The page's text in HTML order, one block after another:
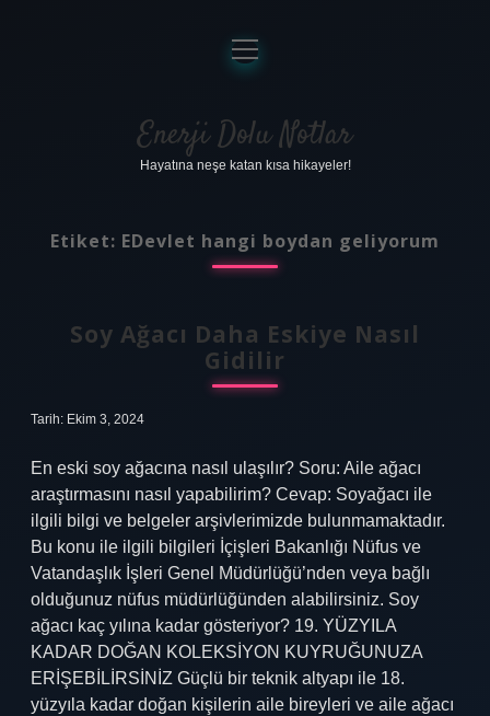
Anasayfa
Gizlilik Politikası
Yasal Uyarı
menüyü
aç
Enerji Dolu Notlar
Hayatına neşe katan kısa hikayeler!
Etiket: EDevlet hangi boydan geliyorum
Soy Ağacı Daha Eskiye Nasıl
Gidilir
Tarih: Ekim 3, 2024
En eski soy ağacına nasıl ulaşılır? Soru: Aile ağacı
araştırmasını nasıl yapabilirim? Cevap: Soyağacı ile
ilgili bilgi ve belgeler arşivlerimizde bulunmamaktadır.
Bu konu ile ilgili bilgileri İçişleri Bakanlığı Nüfus ve
Vatandaşlık İşleri Genel Müdürlüğü’nden veya bağlı
olduğunuz nüfus müdürlüğünden alabilirsiniz. Soy
ağacı kaç yılına kadar gösteriyor? 19. YÜZYILA
KADAR DOĞAN KOLEKSİYON KUYRUĞUNUZA
ERİŞEBİLİRSİNİZ Güçlü bir teknik altyapı ile 18.
yüzyıla kadar doğan kişilerin aile bireyleri ve aile ağacı